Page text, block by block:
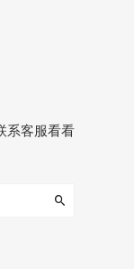
系客服看看